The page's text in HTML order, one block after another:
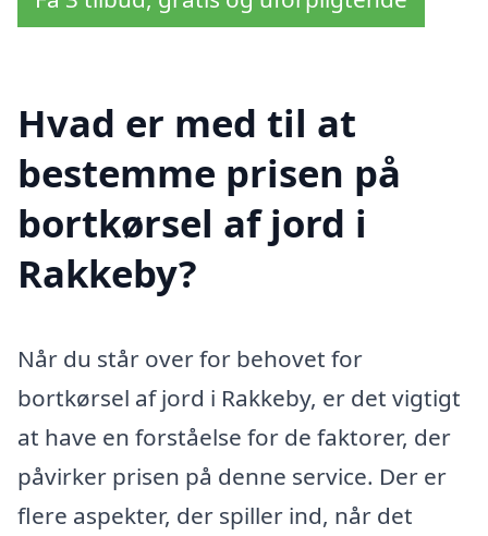
Hvad er med til at
bestemme prisen på
bortkørsel af jord i
Rakkeby?
Når du står over for behovet for
bortkørsel af jord i Rakkeby, er det vigtigt
at have en forståelse for de faktorer, der
påvirker prisen på denne service. Der er
flere aspekter, der spiller ind, når det